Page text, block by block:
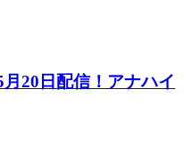
20日配信！アナハイ